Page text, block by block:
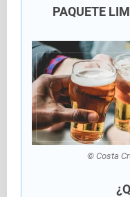
PAQUETE
© Costa